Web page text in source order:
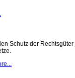
Schutz der